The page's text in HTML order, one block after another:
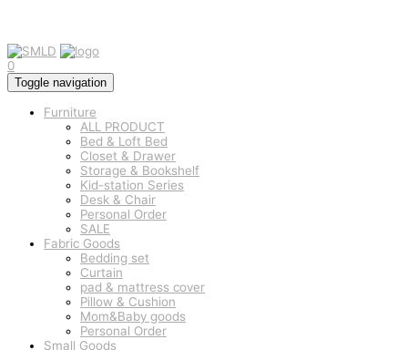
0
Toggle navigation
Furniture
ALL PRODUCT
Bed & Loft Bed
Closet & Drawer
Storage & Bookshelf
Kid-station Series
Desk & Chair
Personal Order
SALE
Fabric Goods
Bedding set
Curtain
pad & mattress cover
Pillow & Cushion
Mom&Baby goods
Personal Order
Small Goods